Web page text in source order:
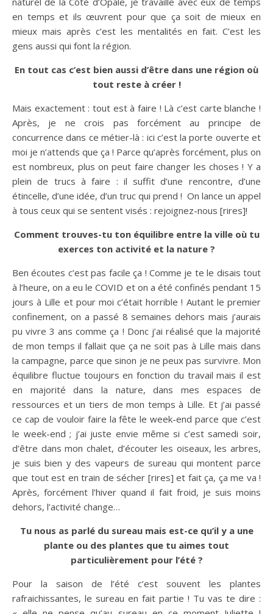
en temps et ils œuvrent pour que ça soit de mieux en
mieux mais après c’est les mentalités en fait. C’est les
gens aussi qui font la région.
En tout cas c’est bien aussi d’être dans une région où
tout reste à créer !
Mais exactement : tout est à faire ! Là c’est carte blanche !
Après, je ne crois pas forcément au principe de
concurrence dans ce métier-là : ici c’est la porte ouverte et
moi je n’attends que ça ! Parce qu’après forcément, plus on
est nombreux, plus on peut faire changer les choses ! Y a
plein de trucs à faire : il suffit d’une rencontre, d’une
étincelle, d’une idée, d’un truc qui prend ! On lance un appel
à tous ceux qui se sentent visés : rejoignez-nous [rires]!
Comment trouves-tu ton équilibre entre la ville où tu
exerces ton activité et la nature ?
Ben écoutes c’est pas facile ça ! Comme je te le disais tout
à l’heure, on a eu le COVID et on a été confinés pendant 15
jours à Lille et pour moi c’était horrible ! Autant le premier
confinement, on a passé 8 semaines dehors mais j’aurais
pu vivre 3 ans comme ça ! Donc j’ai réalisé que la majorité
de mon temps il fallait que ça ne soit pas à Lille mais dans
la campagne, parce que sinon je ne peux pas survivre. Mon
équilibre fluctue toujours en fonction du travail mais il est
en majorité dans la nature, dans mes espaces de
ressources et un tiers de mon temps à Lille. Et j’ai passé
ce cap de vouloir faire la fête le week-end parce que c’est
le week-end ; j’ai juste envie même si c’est samedi soir,
d’être dans mon chalet, d’écouter les oiseaux, les arbres,
je suis bien y des vapeurs de sureau qui montent parce
que tout est en train de sécher [rires] et fait ça, ça me va !
Après, forcément l’hiver quand il fait froid, je suis moins
dehors, l’activité change…
Tu nous as parlé du sureau mais est-ce qu’il y a une
plante ou des plantes que tu aimes tout
particulièrement pour l’été ?
Pour la saison de l’été c’est souvent les plantes
rafraichissantes, le sureau en fait partie ! Tu vas te dire :